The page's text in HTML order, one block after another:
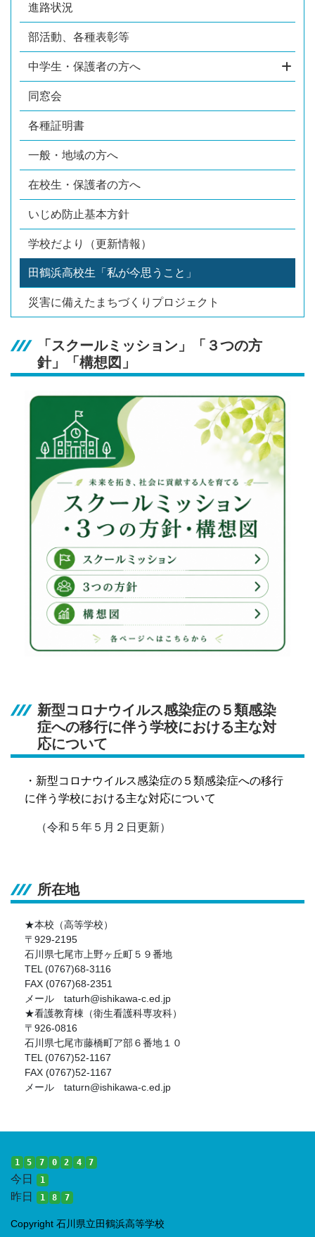
進路状況
部活動、各種表彰等
中学生・保護者の方へ
同窓会
各種証明書
一般・地域の方へ
在校生・保護者の方へ
いじめ防止基本方針
学校だより（更新情報）
田鶴浜高校生「私が今思うこと」
災害に備えたまちづくりプロジェクト
「スクールミッション」「３つの方
針」「構想図」
新型コロナウイルス感染症の５類感染
症への移行に伴う学校における主な対
応について
・ 新型コロナウイルス感染症の５類感染症への移行
に伴う学校における主な対応について
（令和５年５月２日更新）
所在地
★本校（高等学校）
〒929-2195
石川県七尾市上野ヶ丘町５９番地
TEL (0767)68-3116
FAX (0767)68-2351
メール taturh@ishikawa-c.ed.jp
★看護教育棟（衛生看護科専攻科）
〒926-0816
石川県七尾市藤橋町ア部６番地１０
TEL (0767)52-1167
FAX (0767)52-1167
メール taturn@ishikawa-c.ed.jp
1 5 7 0 2 4 7
今日 1
昨日 1 8 7
Copyright 石川県立田鶴浜高等学校